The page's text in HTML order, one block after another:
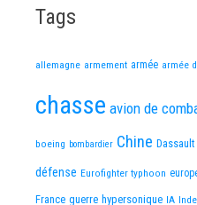
Tags
allemagne armement armée armée
chasse avion de
boeing bombardier Chine Dassault
défense Eurofighter typhoon
France guerre hypersonique IA Inde